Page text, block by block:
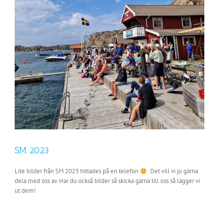
SM 2023
Lite bilder från SM 2023 hittades på en telefon
Det vill vi ju gärna
dela med oss av. Har du också bilder så skicka gärna till oss så lägger vi
ut dem!